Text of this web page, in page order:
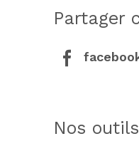
partager
nos outils